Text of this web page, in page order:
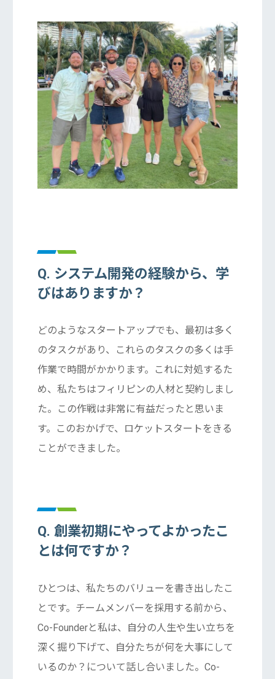
Q. システム開発の経験から、学
びはありますか？
どのようなスタートアップでも、最初は多く
のタスクがあり、これらのタスクの多くは手
作業で時間がかかります。これに対処するた
め、私たちはフィリピンの人材と契約しまし
た。この作戦は非常に有益だったと思いま
す。このおかげで、ロケットスタートをきる
ことができました。
Q. 創業初期にやってよかったこ
とは何ですか？
ひとつは、私たちのバリューを書き出したこ
とです。チームメンバーを採用する前から、
Co-Founderと私は、自分の人生や生い立ちを
深く掘り下げて、自分たちが何を大事にして
いるのか？について話し合いました。Co-